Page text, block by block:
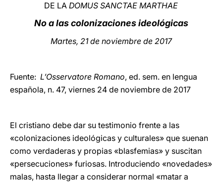
LATINE
DE LA DOMUS SANCTAE MARTHAE
No a las colonizaciones ideológicas
Martes, 21 de noviembre de 2017
Fuente: L’Osservatore Romano, ed. sem. en lengua
española, n. 47, viernes 24 de noviembre de 2017
El cristiano debe dar su testimonio frente a las
«colonizaciones ideológicas y culturales» que suenan
como verdaderas y propias «blasfemias» y suscitan
«persecuciones» furiosas. Introduciendo «novedades»
malas, hasta llegar a considerar normal «matar a